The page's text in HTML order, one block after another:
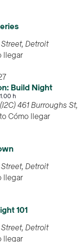
Detroit
llegar
Build Night
h
Cómo llegar
Detroit
llegar
101
Detroit
llegar